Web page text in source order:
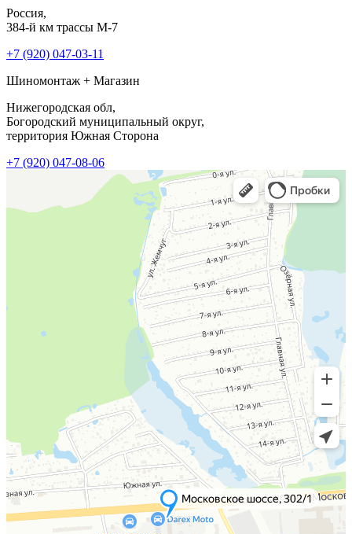
Россия,
384-й км трассы М-7
+7 (920) 047-03-11
Шиномонтаж + Магазин
Нижегородская обл,
Богородский муниципальный округ,
территория Южная Сторона
+7 (920) 047-08-06